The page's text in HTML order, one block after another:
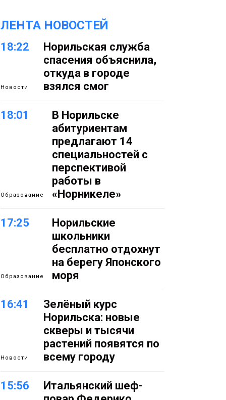
ЛЕНТА НОВОСТЕЙ
18:22
Новости
Норильская служба
спасения объяснила,
откуда в городе
взялся смог
18:01
Образование
В Норильске
абитуриентам
предлагают 14
специальностей с
перспективой
работы в
«Норникеле»
17:25
Образование
Норильские
школьники
бесплатно отдохнут
на берегу Японского
моря
16:41
Новости
Зелёный курс
Норильска: новые
скверы и тысячи
растений появятся по
всему городу
15:56
Итальянский шеф-